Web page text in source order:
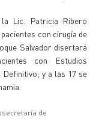
Lic. Patricia Ribero
con cirugía de
Salvador disertará
con Estudios
y a las 17 se
de